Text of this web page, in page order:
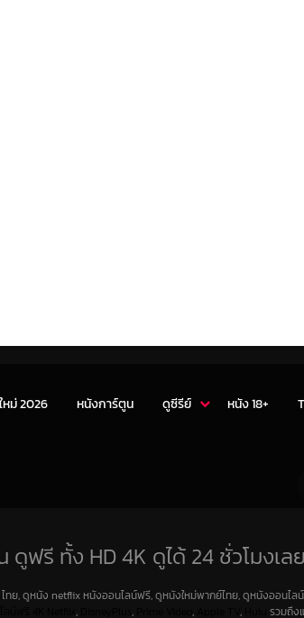
หม่ 2026 หนังการ์ตูน ดูซีรีย์ หนัง 18+
ฟรี ทั้ง HD 4K ดูได้ 24 ชั่วโมงเลย
, ดูหนัง netflix หนังออนไลน์ฟรี, ดูหนังใหม่พากย์ไทย, ดูหนังออนไล
, , , , รวมถึ